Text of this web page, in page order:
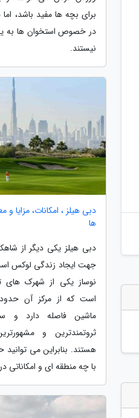
برای بچه ها مفید باشد،
در خصوص استخوان ها به
نیستند.
دبی هیلز ، امکانات، مزایا و
ها
دبی هیلز یکی دیگر از
جهت ایجاد زندگی لوکس
نوساز یکی از شهرک های
ماشین فاصله دارد و
ثروتمندترین و
هستند. بنابراین می
با چه منطقه ای و امکاناتی